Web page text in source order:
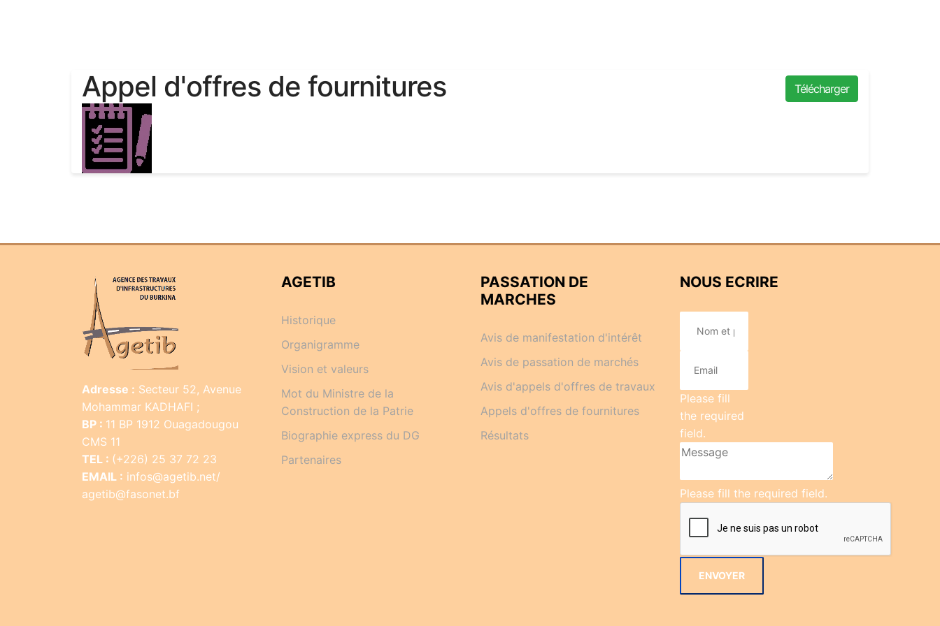
Appel d'offres de fournitures Télécharger
Adresse : Secteur 52, Avenue
Mohammar KADHAFI ;
BP : 11 BP 1912 Ouagadougou
CMS 11
TEL : (+226) 25 37 72 23
EMAIL : infos@agetib.net/
agetib@fasonet.bf
AGETIB
Historique
Organigramme
Vision et valeurs
Mot du Ministre de la
Construction de la Patrie
Biographie express du DG
Partenaires
PASSATION DE
MARCHES
Avis de manifestation d'intérêt
Avis de passation de marchés
Avis d'appels d'offres de travaux
Appels d'offres de fournitures
Résultats
NOUS ECRIRE
Please fill
the required
field.
Please fill the required field.
ENVOYER